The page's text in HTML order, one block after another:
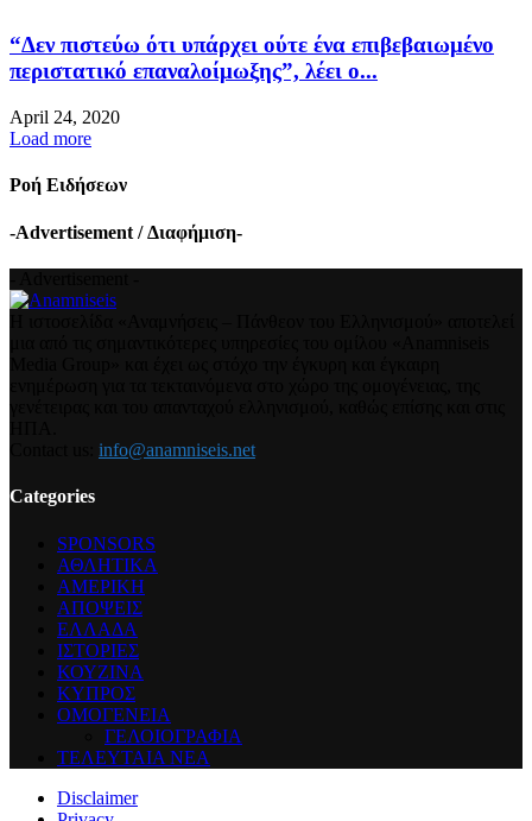
“Δεν πιστεύω ότι υπάρχει ούτε ένα επιβεβαιωμένο
περιστατικό επαναλοίμωξης”, λέει ο...
April 24, 2020
Load more
Ροή Ειδήσεων
-Advertisement / Διαφήμιση-
info@anamniseis.net
Categories
SPONSORS
ΑΘΛΗΤΙΚΑ
ΑΜΕΡΙΚΗ
ΑΠΟΨΕΙΣ
ΕΛΛΑΔΑ
ΙΣΤΟΡΙΕΣ
ΚΟΥΖΙΝΑ
ΚΥΠΡΟΣ
ΟΜΟΓΕΝΕΙΑ
ΓΕΛΟΙΟΓΡΑΦΙΑ
ΤΕΛΕΥΤΑΙΑ ΝΕΑ
Disclaimer